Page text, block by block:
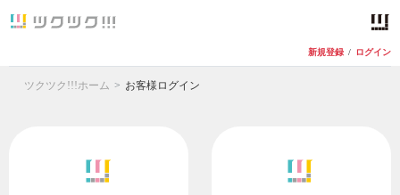
新規登録 / ログイン
ツクツク!!!ホーム お客様ログイン